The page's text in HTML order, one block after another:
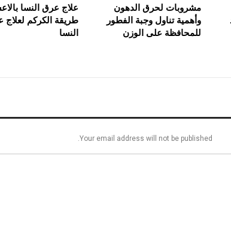
مشروبات لحرق الدهون
وأهمية تناول وجبة الفطور
للمحافظة على الوزن
علاج عرق النسا
طريقة الكركم
النسا
Your email address will not be published.